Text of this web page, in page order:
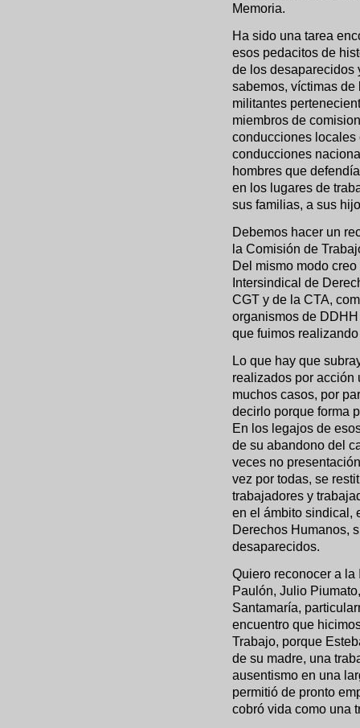
Memoria.
Ha sido una tarea
esos pedacitos de
de los desaparecidos
sabemos, víctimas
militantes
miembros de
conducciones
conducciones
hombres que
en los lugares de
sus familias, a sus
Debemos hacer un
la Comisión de
Del mismo modo
Intersindical de
CGT y de la CTA,
organismos de
que fuimos
Lo que hay que
realizados por acción
muchos casos, por
decirlo porque forma
En los legajos de
de su abandono del
veces no
vez por todas, se
trabajadores y
en el ámbito sindical,
Derechos Humanos,
desaparecidos.
Quiero reconocer a
Paulón, Julio
Santamaría,
encuentro que
Trabajo, porque
de su madre, una
ausentismo en una
permitió de pronto
cobró vida como una